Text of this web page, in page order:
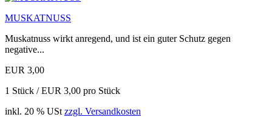
MUSKATNUSS
Muskatnuss wirkt anregend, und ist ein guter Schutz gegen
negative...
EUR 3,00
1 Stück / EUR 3,00 pro Stück
inkl. 20 % USt zzgl. Versandkosten